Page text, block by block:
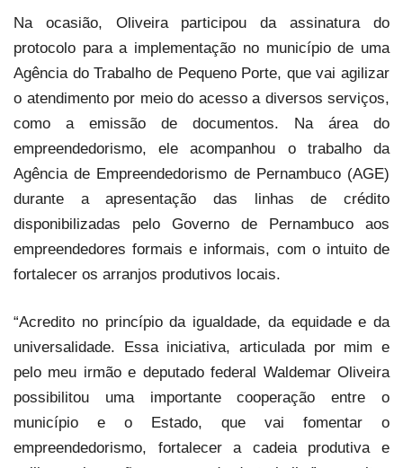
Na ocasião, Oliveira participou da assinatura do
protocolo para a implementação no município de uma
Agência do Trabalho de Pequeno Porte, que vai agilizar
o atendimento por meio do acesso a diversos serviços,
como a emissão de documentos. Na área do
empreendedorismo, ele acompanhou o trabalho da
Agência de Empreendedorismo de Pernambuco (AGE)
durante a apresentação das linhas de crédito
disponibilizadas pelo Governo de Pernambuco aos
empreendedores formais e informais, com o intuito de
fortalecer os arranjos produtivos locais.
“Acredito no princípio da igualdade, da equidade e da
universalidade. Essa iniciativa, articulada por mim e
pelo meu irmão e deputado federal Waldemar Oliveira
possibilitou uma importante cooperação entre o
município e o Estado, que vai fomentar o
empreendedorismo, fortalecer a cadeia produtiva e